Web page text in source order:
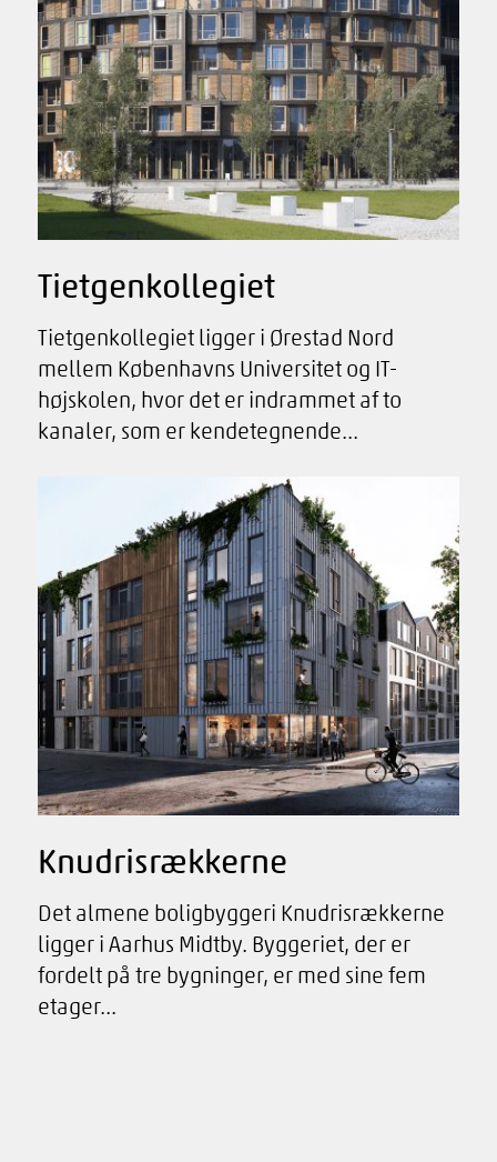
Tietgenkollegiet
Tietgenkollegiet ligger i Ørestad Nord
mellem Københavns Universitet og IT-
højskolen, hvor det er indrammet af to
kanaler, som er kendetegnende...
Knudrisrækkerne
Det almene boligbyggeri Knudrisrækkerne
ligger i Aarhus Midtby. Byggeriet, der er
fordelt på tre bygninger, er med sine fem
etager...